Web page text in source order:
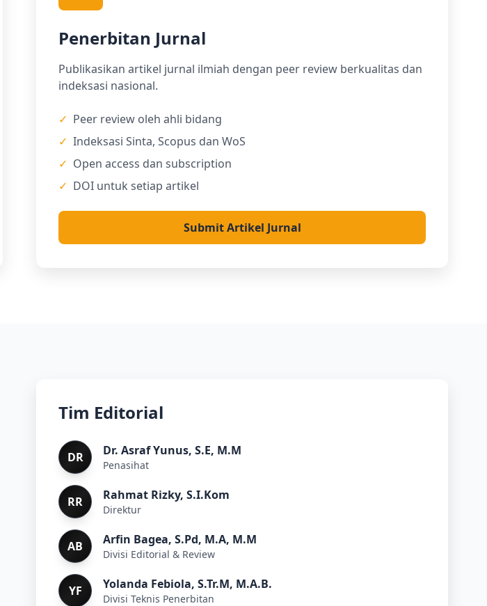
Penerbitan Jurnal
Publikasikan artikel jurnal ilmiah dengan peer review berkualitas dan
indeksasi nasional.
✓ Peer review oleh ahli bidang
✓ Indeksasi Sinta, Scopus dan WoS
✓ Open access dan subscription
✓ DOI untuk setiap artikel
Submit Artikel Jurnal
Tim Editorial
DR Dr. Asraf Yunus, S.E, M.M
Penasihat
RR Rahmat Rizky, S.I.Kom
Direktur
AB Arfin Bagea, S.Pd, M.A, M.M
Divisi Editorial & Review
YF Yolanda Febiola, S.Tr.M, M.A.B.
Divisi Teknis Penerbitan